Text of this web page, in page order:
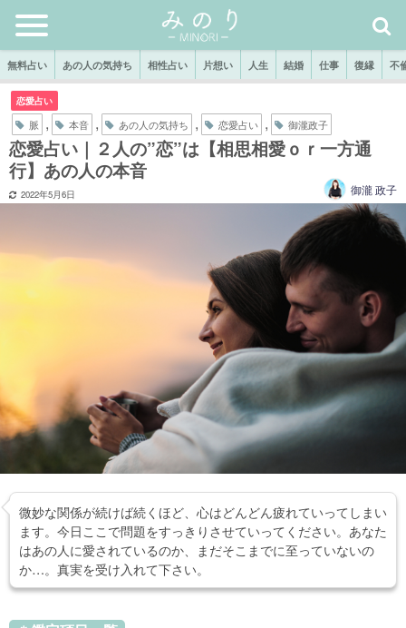
無料占い あの人の気持ち 相性占い 片想い 人生 結婚 仕事 復縁 不
恋愛占い
脈 , 本音 , あの人の気持ち , 恋愛占い , 御瀧政子
恋愛占い｜２人の”恋”は【相思相愛ｏｒ一方通
行】あの人の本音
2022年5月6日 御瀧 政子
微妙な関係が続けば続くほど、心はどんどん疲れていってしまい
ます。今日ここで問題をすっきりさせていってください。あなた
はあの人に愛されているのか、まだそこまでに至っていないの
か…。真実を受け入れて下さい。